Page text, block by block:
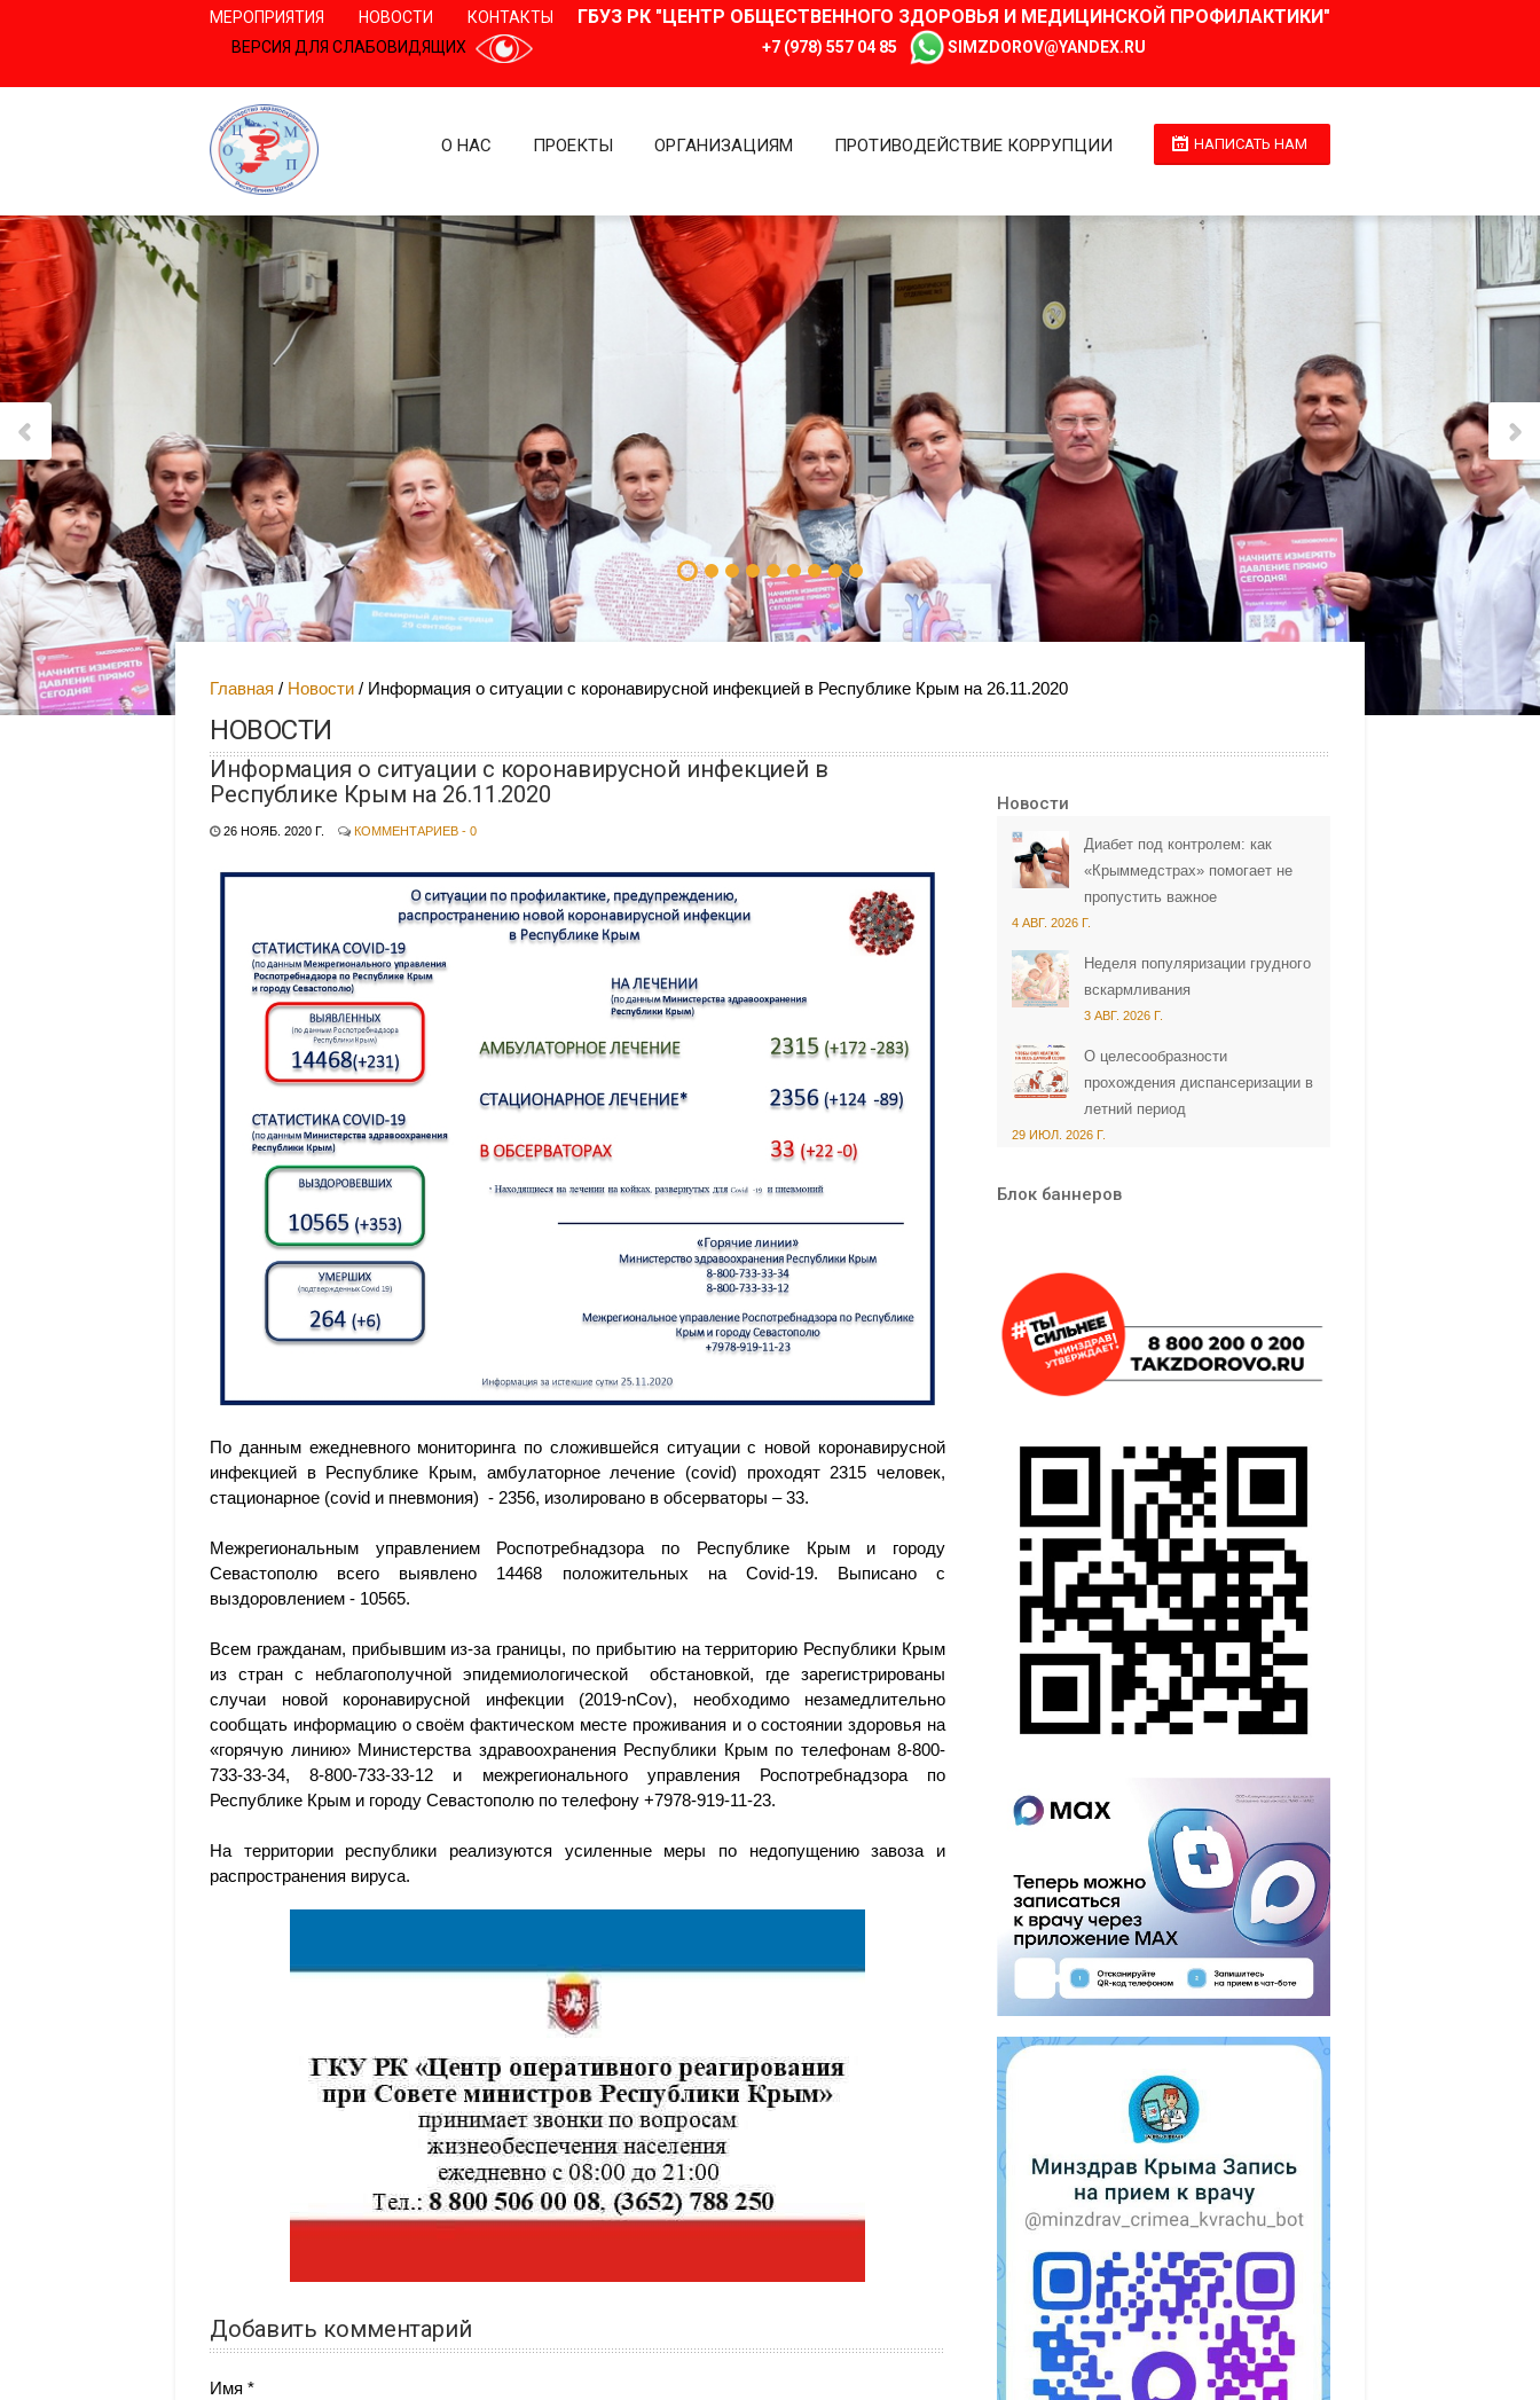
МЕРОПРИЯТИЯ НОВОСТИ
КОНТАКТЫ
ВЕРСИЯ ДЛЯ СЛАБОВИДЯЩИХ
ГБУЗ РК "ЦЕНТР ОБЩЕСТВЕННОГО ЗДОРОВЬЯ И МЕДИЦИНСКОЙ ПРОФИЛАКТИКИ"
+7 (978) 557 04 85 SIMZDOROV@YANDEX.RU
НАПИСАТЬ НАМ
О НАС ПРОЕКТЫ ОРГАНИЗАЦИЯМ ПРОТИВОДЕЙСТВИЕ КОРРУПЦИИ
Главная Новости Информация о ситуации с коронавирусной инфекцией в Республике Крым на 26.11.2020
НОВОСТИ
Информация о ситуации с коронавирусной инфекцией в
Республике Крым на 26.11.2020
26 НОЯБ. 2020 Г. КОММЕНТАРИЕВ - 0
По данным ежедневного мониторинга по сложившейся ситуации с новой коронавирусной
инфекцией в Республике Крым, амбулаторное лечение (covid) проходят 2315 человек,
стационарное (covid и пневмония) - 2356, изолировано в обсерваторы – 33.
Межрегиональным управлением Роспотребнадзора по Республике Крым и городу
Севастополю всего выявлено 14468 положительных на Covid-19. Выписано с
выздоровлением - 10565.
Всем гражданам, прибывшим из-за границы, по прибытию на территорию Республики Крым
из стран с неблагополучной эпидемиологической обстановкой, где зарегистрированы
случаи новой коронавирусной инфекции (2019-nCov), необходимо незамедлительно
сообщать информацию о своём фактическом месте проживания и о состоянии здоровья на
«горячую линию» Министерства здравоохранения Республики Крым по телефонам 8-800-
733-33-34, 8-800-733-33-12 и межрегионального управления Роспотребнадзора по
Республике Крым и городу Севастополю по телефону +7978-919-11-23.
На территории республики реализуются усиленные меры по недопущению завоза и
распространения вируса.
Добавить комментарий
Имя
Новости
Диабет под контролем: как
«Крыммедстрах» помогает не
пропустить важное
4 АВГ. 2026 Г.
Неделя популяризации грудного
вскармливания
3 АВГ. 2026 Г.
О целесообразности
прохождения диспансеризации в
летний период
29 ИЮЛ. 2026 Г.
Блок баннеров